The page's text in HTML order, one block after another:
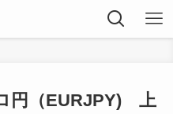
円（EURJPY) 上